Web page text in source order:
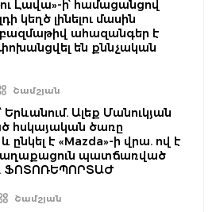
Լավա»-ի՝ համացանցով
լինելու մասին
բազմաթիվ ահազանգեր է
փոխանցվել են քննչական
Շամշյան
Ալեք Մանուկյան
հսկայական ծառը
է «Mazda»-ի վրա. ով է
պատճառված
ՖՈՏՈՌԵՊՈՐՏԱԺ
Շամշյան